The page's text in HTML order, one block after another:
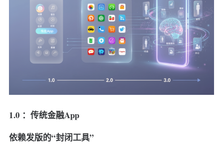
1.0 ：传统金融App
依赖发版的“封闭工具”